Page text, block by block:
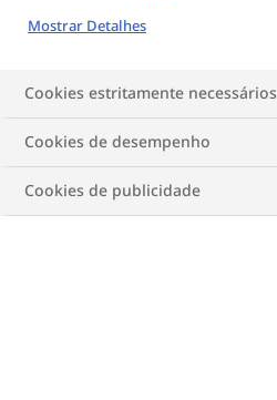
Mostrar Detalhes
Cookies estritamente necessários
Cookies de desempenho
Cookies de publicidade